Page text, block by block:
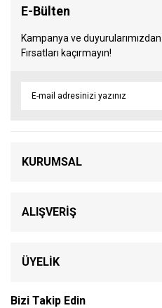
E-Bülten
Kampanya ve
Fırsatları kaçırmayın!
KURUMSAL
ALIŞVERİŞ
ÜYELİK
Bizi Takip Edin